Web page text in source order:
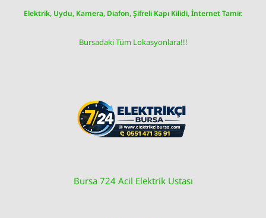
Elektrik, Uydu, Kamera, Diafon, Şifreli Kapı Kilidi, İnternet Tamir.
Bursadaki Tüm Lokasyonlara!!!
Bursa 724 Acil Elektrik Ustası